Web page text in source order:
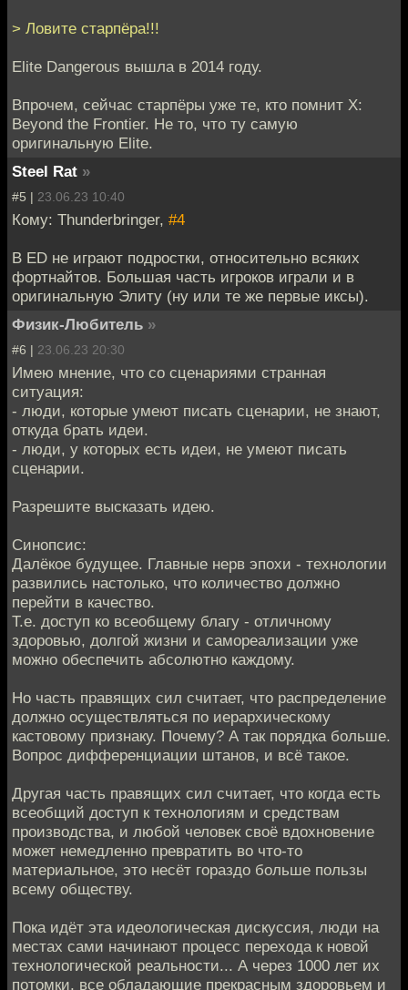
> Ловите старпёра!!!
Elite Dangerous вышла в 2014 году.
Впрочем, сейчас старпёры уже те, кто помнит X:
Beyond the Frontier. Не то, что ту самую
оригинальную Elite.
Steel Rat »
#5 | 23.06.23 10:40
Кому: Thunderbringer, #4
В ED не играют подростки, относительно всяких
фортнайтов. Большая часть игроков играли и в
оригинальную Элиту (ну или те же первые иксы).
Физик-Любитель »
#6 | 23.06.23 20:30
Имею мнение, что со сценариями странная
ситуация:
- люди, которые умеют писать сценарии, не знают,
откуда брать идеи.
- люди, у которых есть идеи, не умеют писать
сценарии.
Разрешите высказать идею.
Синопсис:
Далёкое будущее. Главные нерв эпохи - технологии
развились настолько, что количество должно
перейти в качество.
Т.е. доступ ко всеобщему благу - отличному
здоровью, долгой жизни и самореализации уже
можно обеспечить абсолютно каждому.
Но часть правящих сил считает, что распределение
должно осуществляться по иерархическому
кастовому признаку. Почему? А так порядка больше.
Вопрос дифференциации штанов, и всё такое.
Другая часть правящих сил считает, что когда есть
всеобщий доступ к технологиям и средствам
производства, и любой человек своё вдохновение
может немедленно превратить во что-то
материальное, это несёт гораздо больше пользы
всему обществу.
Пока идёт эта идеологическая дискуссия, люди на
местах сами начинают процесс перехода к новой
технологической реальности... А через 1000 лет их
потомки, все обладающие прекрасным здоровьем и